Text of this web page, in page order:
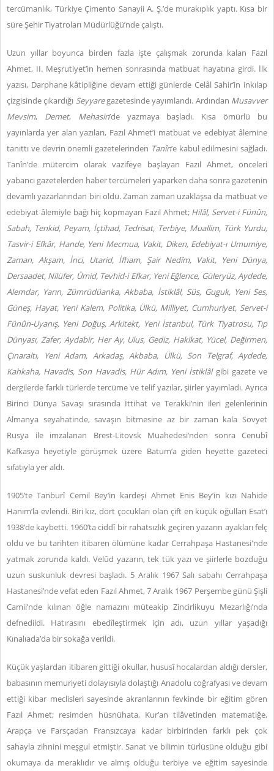
tercümanlık, Türkiye Çimento Sanayii A. Ş.’de murakıplık yaptı. Kısa bir
süre Şehir Tiyatroları Müdürlüğü’nde çalıştı.
Uzun yıllar boyunca birden fazla işte çalışmak zorunda kalan Fazıl
Ahmet, II. Meşrutiyet’in hemen sonrasında matbuat hayatına girdi. İlk
yazısı, Darphane kâtipliğine devam ettiği günlerde Celâl Sahir’in inkılap
çizgisinde çıkardığı Seyyaregazetesinde yayımlandı. Ardından Musavver
Mevsim, Demet, Mehasin’de yazmaya başladı. Kısa ömürlü bu
yayınlarda yer alan yazıları, Fazıl Ahmet’i matbuat ve edebiyat âlemine
tanıttı ve devrin önemli gazetelerinden Tanîn’e kabul edilmesini sağladı.
Tanîn’de mütercim olarak vazifeye başlayan Fazıl Ahmet, önceleri
yabancı gazetelerden haber tercümeleri yaparken daha sonra gazetenin
devamlı yazarlarından biri oldu. Zaman zaman uzaklaşsa da matbuat ve
edebiyat âlemiyle bağı hiç kopmayan Fazıl Ahmet; Hilâl, Servet-i Fünûn,
Sabah, Tenkid, Peyam, İçtihad, Tedrisat, Terbiye, Muallim, Türk Yurdu,
Tasvir-i Efkâr, Hande, Yeni Mecmua, Vakit, Diken, Edebiyat-ı Umumiye,
Zaman, Akşam, İnci, Utarid, İfham, Şair Nedîm, Vakit, Yeni Dünya,
Dersaadet, Nilüfer, Ümid, Tevhid-i Efkar, Yeni Eğlence, Güleryüz, Aydede,
Alemdar, Yarın, Zümrüdüanka, Akbaba, İstiklâl, Süs, Guguk, Yeni Ses,
Güneş, Hayat, Yeni Kalem, Politika, Ülkü, Milliyet, Cumhuriyet, Servet-i
Fünûn-Uyanış, Yeni Doğuş, Arkitekt, Yeni İstanbul, Türk Tiyatrosu, Tıp
Dünyası, Zafer, Aydabir, Her Ay, Ulus, Gediz, Hakikat, Yücel, Değirmen,
Çınaraltı, Yeni Adam, Arkadaş, Akbaba, Ülkü, Son Telgraf, Aydede,
Kahkaha, Havadis, Son Havadis, Hür Adım, Yeni İstiklâlgibi gazete ve
dergilerde farklı türlerde tercüme ve telif yazılar, şiirler yayımladı. Ayrıca
Birinci Dünya Savaşı sırasında İttihat ve Terakki’nin ileri gelenlerinin
Almanya seyahatinde, savaşın bitmesine az bir zaman kala Sovyet
Rusya ile imzalanan Brest-Litovsk Muahedesi’nden sonra Cenubî
Kafkasya heyetiyle görüşmek üzere Batum’a giden heyette gazeteci
sıfatıyla yer aldı.
1905’te Tanburî Cemil Bey’in kardeşi Ahmet Enis Bey’in kızı Nahide
Hanım’la evlendi. Biri kız, dört çocukları olan çift en küçük oğulları Esat’ı
1938’de kaybetti. 1960’ta ciddî bir rahatsızlık geçiren yazarın ayakları felç
oldu ve bu tarihten itibaren ölümüne kadar Cerrahpaşa Hastanesi'nde
yatmak zorunda kaldı. Velûd yazarın, tek tük yazı ve şiirlerle bozduğu
uzun suskunluk devresi başladı. 5 Aralık 1967 Salı sabahı Cerrahpaşa
Hastanesi’nde vefat eden Fazıl Ahmet, 7 Aralık 1967 Perşembe günü Şişli
Camii’nde kılınan öğle namazını müteakip Zincirlikuyu Mezarlığı’nda
defnedildi. Hatırasını ebedîleştirmek için adı, uzun yıllar yaşadığı
Kınalıada’da bir sokağa verildi.
Küçük yaşlardan itibaren gittiği okullar, hususî hocalardan aldığı dersler,
babasının memuriyeti dolayısıyla dolaştığı Anadolu coğrafyası ve devam
ettiği kibar meclisleri sayesinde akranlarının fevkinde bir eğitim gören
Fazıl Ahmet; resimden hüsnühata, Kur’an tilâvetinden matematiğe,
Arapça ve Farsçadan Fransızcaya kadar birbirinden farklı pek çok
sahayla zihnini meşgul etmiştir. Sanat ve bilimin türlüsüne olduğu gibi
okumaya da meraklıdır ve almış olduğu terbiye ve eğitim sayesinde